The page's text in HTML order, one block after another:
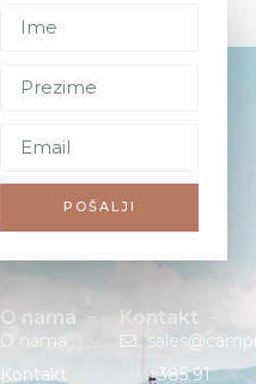
POŠALJI
O nama
O nama
Kontakt
Kontakt
+385 91